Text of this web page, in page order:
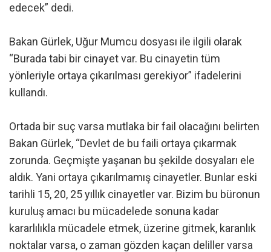
edecek” dedi.
Bakan Gürlek, Uğur Mumcu dosyası ile ilgili olarak
“Burada tabi bir cinayet var. Bu cinayetin tüm
yönleriyle ortaya çıkarılması gerekiyor” ifadelerini
kullandı.
Ortada bir suç varsa mutlaka bir fail olacağını belirten
Bakan Gürlek, “Devlet de bu faili ortaya çıkarmak
zorunda. Geçmişte yaşanan bu şekilde dosyaları ele
aldık. Yani ortaya çıkarılmamış cinayetler. Bunlar eski
tarihli 15, 20, 25 yıllık cinayetler var. Bizim bu büronun
kuruluş amacı bu mücadelede sonuna kadar
kararlılıkla mücadele etmek, üzerine gitmek, karanlık
noktalar varsa, o zaman gözden kaçan deliller varsa